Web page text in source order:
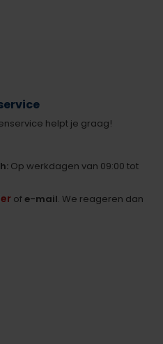
helpt je graag!
Op werkdagen van 09:00 tot
ofe-mail. We reageren dan